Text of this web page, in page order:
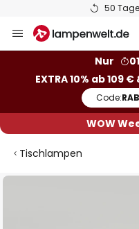
50
Inhalt
Nur
EXTRA 10% ab 109 €
Code:
WOW
Tischlampen
Zum